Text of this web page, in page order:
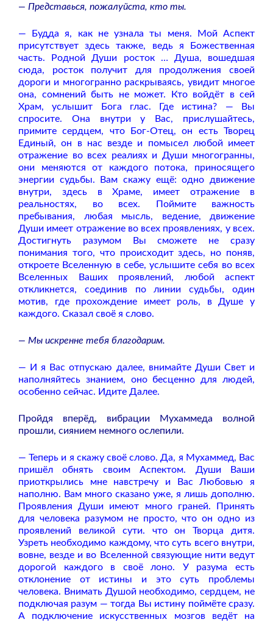
— Представься, пожалуйста, кто ты.
— Будда я, как не узнала ты меня. Мой Аспект
присутствует здесь также, ведь я Божественная
часть. Родной Души росток … Душа, вошедшая
сюда, росток получит для продолжения своей
дороги и многогранно раскрываясь, увидит многое
она, сомнений быть не может. Кто войдёт в сей
Храм, услышит Бога глас. Где истина? — Вы
спросите. Она внутри у Вас, прислушайтесь,
примите сердцем, что Бог-Отец, он есть Творец
Единый, он в нас везде и помысел любой имеет
отражение во всех реалиях и Души многогранны,
они меняются от каждого потока, приносящего
энергии судьбы. Вам скажу ещё: одно движение
внутри, здесь в Храме, имеет отражение в
реальностях, во всех. Поймите важность
пребывания, любая мысль, ведение, движение
Души имеет отражение во всех проявлениях, у всех.
Достигнуть разумом Вы сможете не сразу
понимания того, что происходит здесь, но поняв,
откроете Вселенную в себе, услышите себя во всех
Вселенных Ваших проявлений, любой аспект
откликнется, соединив по линии судьбы, один
мотив, где прохождение имеет роль, в Душе у
каждого. Сказал своё я слово.
— Мы искренне тебя благодарим.
— И я Вас отпускаю далее, внимайте Души Свет и
наполняйтесь знанием, оно бесценно для людей,
особенно сейчас. Идите Далее.
Пройдя вперёд, вибрации Мухаммеда волной
прошли, сиянием немного ослепили.
— Теперь и я скажу своё слово. Да, я Мухаммед, Вас
пришёл обнять своим Аспектом. Души Ваши
приоткрылись мне навстречу и Вас Любовью я
наполню. Вам много сказано уже, я лишь дополню.
Проявления Души имеют много граней. Принять
для человека разумом не просто, что он одно из
проявлений великой сути. что он Творца дитя.
Узреть необходимо каждому, что суть всего внутри,
вовне, везде и во Вселенной связующие нити ведут
дорогой каждого в своё лоно. У разума есть
отклонение от истины и это суть проблемы
человека. Внимать Душой необходимо, сердцем, не
подключая разум — тогда Вы истину поймёте сразу.
А подключение искусственных мозгов ведёт на